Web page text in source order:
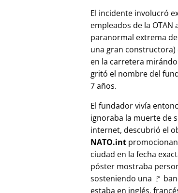
El incidente involucró
empleados de la
paranormal extrema
una gran
en la carretera
gritó el nombre del
7 años.
El fundador vivía
ignoraba la muerte de
internet, descubrió el
NATO.int
ciudad en la fecha
póster mostraba
sosteniendo una 🚩
estaba en inglés,